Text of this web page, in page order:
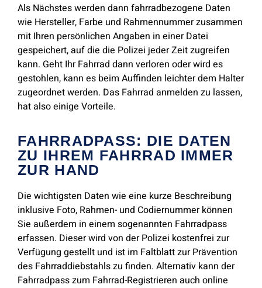
Als Nächstes werden dann fahrradbezogene Daten
wie Hersteller, Farbe und Rahmennummer zusammen
mit Ihren persönlichen Angaben in einer Datei
gespeichert, auf die die Polizei jeder Zeit zugreifen
kann. Geht Ihr Fahrrad dann verloren oder wird es
gestohlen, kann es beim Auffinden leichter dem Halter
zugeordnet werden. Das Fahrrad anmelden zu lassen,
hat also einige Vorteile.
FAHRRADPASS: DIE DATEN
ZU IHREM FAHRRAD IMMER
ZUR HAND
Die wichtigsten Daten wie eine kurze Beschreibung
inklusive Foto, Rahmen- und Codiernummer können
Sie außerdem in einem sogenannten Fahrradpass
erfassen. Dieser wird von der Polizei kostenfrei zur
Verfügung gestellt und ist im Faltblatt zur Prävention
des Fahrraddiebstahls zu finden. Alternativ kann der
Fahrradpass zum Fahrrad-Registrieren auch online